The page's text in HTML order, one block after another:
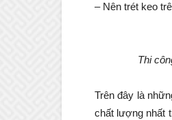
– Nên trét keo
Thi
Trên đây là
chất lượng nhất